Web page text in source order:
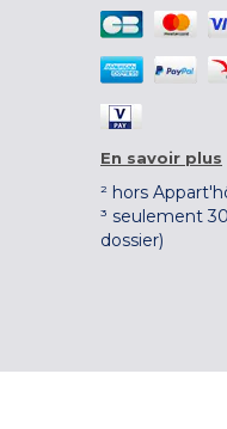
En savoir plus
² hors
³ seulement
dossier)